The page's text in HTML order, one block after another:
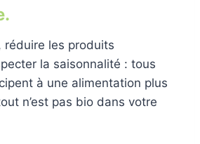
réduire les produits
la saisonnalité : tous
à une alimentation plus
n’est pas bio dans votre